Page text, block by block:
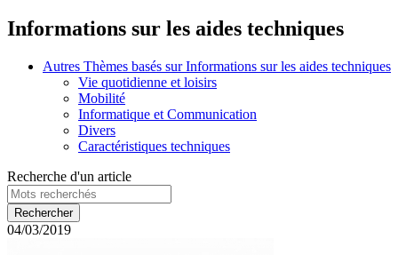
Informations sur les aides techniques
Autres Thèmes basés sur Informations sur les aides techniques
Vie quotidienne et loisirs
Mobilité
Informatique et Communication
Divers
Caractéristiques techniques
Recherche d'un article
04/03/2019